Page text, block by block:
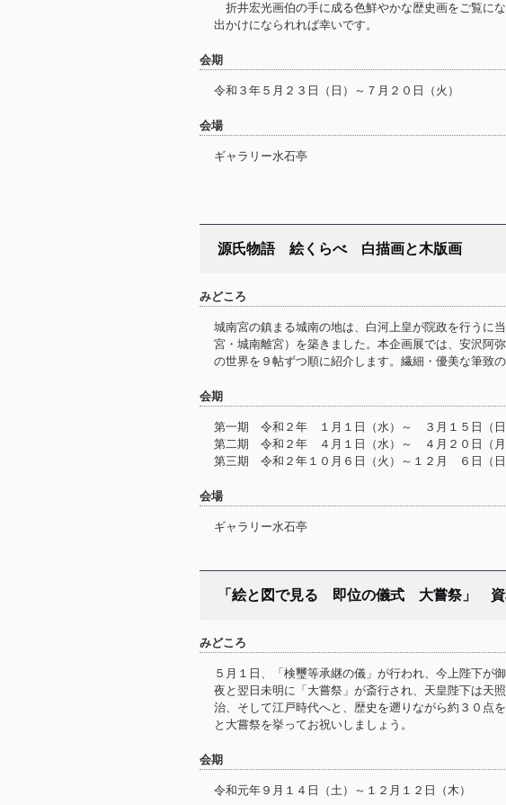
折井宏光画伯の手に成る色鮮やかな歴史画をご覧に
出かけになられれば幸いです。
会期
令和３年５月２３日（日）～７月２０日（火）
会場
ギャラリー水石亭
源氏物語 絵くらべ 白描画と木版画
みどころ
城南宮の鎮まる城南の地は、白河上皇が院政を行うに
宮・城南離宮）を築きました。本企画展では、安沢阿
の世界を９帖ずつ順に紹介します。繊細・優美な筆致
会期
第一期 令和２年 １月１日（水）～ ３月１５日（日
第二期 令和２年 ４月１日（水）～ ４月２０日（月
第三期 令和２年１０月６日（火）～１２月 ６日（日
会場
ギャラリー水石亭
「絵と図で見る 即位の儀式 大嘗祭」 資
みどころ
５月１日、「検璽等承継の儀」が行われ、今上陛下が
夜と翌日未明に「大嘗祭」が斎行され、天皇陛下は天
治、そして江戸時代へと、歴史を遡りながら約３０点
と大嘗祭を挙ってお祝いしましょう。
会期
令和元年９月１４日（土）～１２月１２日（木）